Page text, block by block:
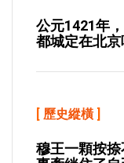
公元1421年
都城定在北京
[ 歷史縱橫 ]
穆王一顆按